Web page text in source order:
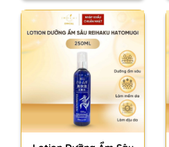
Dầu Mụn 50g